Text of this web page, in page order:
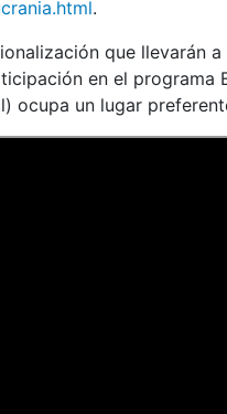
.
que llevarán
en el programa
ocupa un lugar